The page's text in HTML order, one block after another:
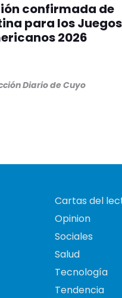
confirmada de
para los Juegos
2026
Diario de Cuyo
Cartas del
Opinion
Sociales
Salud
Tecnología
Tendencia